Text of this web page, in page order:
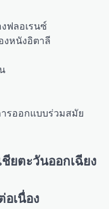
ฟลอเรนซ์
งหนังอิตาลี
รออกแบบร่วมสมัย
ยตะวันออกเฉียง
เนื่อง